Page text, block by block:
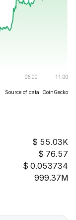
Source of data: CoinGecko
55.03K
76.57
0.053734
999.37M